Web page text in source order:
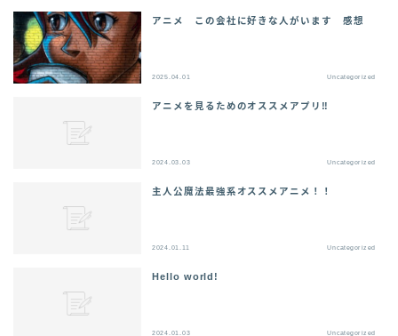
アニメ この会社に好きな人がいます 感想
2025.04.01 Uncategorized
アニメを見るためのオススメアプリ‼
2024.03.03 Uncategorized
主人公魔法最強系オススメアニメ！！
2024.01.11 Uncategorized
Hello world!
2024.01.03 Uncategorized